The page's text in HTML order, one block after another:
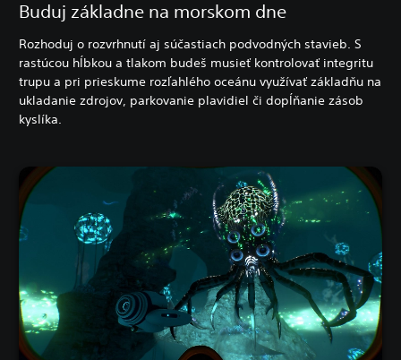
Buduj základne na morskom dne
Rozhoduj o rozvrhnutí aj súčastiach podvodných stavieb. S
rastúcou hĺbkou a tlakom budeš musieť kontrolovať integritu
trupu a pri prieskume rozľahlého oceánu využívať základňu na
ukladanie zdrojov, parkovanie plavidiel či dopĺňanie zásob
kyslíka.